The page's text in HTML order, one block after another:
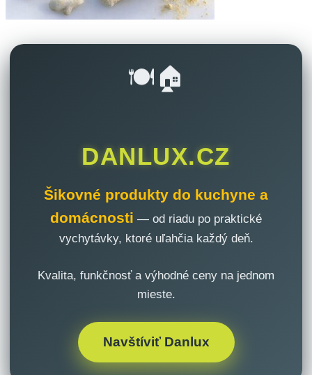
🍽️🏠
DANLUX.CZ
Šikovné produkty do kuchyne a
domácnosti — od riadu po praktické
vychytávky, ktoré uľahčia každý deň.
Kvalita, funkčnosť a výhodné ceny na jednom
mieste.
Navštíviť Danlux